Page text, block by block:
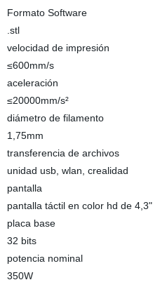
Formato Software
.stl
velocidad de impresión
≤600mm/s
aceleración
≤20000mm/s²
diámetro de filamento
1,75mm
transferencia de archivos
unidad usb, wlan, crealidad
pantalla
pantalla táctil en color hd de 4,3"
placa base
32 bits
potencia nominal
350W